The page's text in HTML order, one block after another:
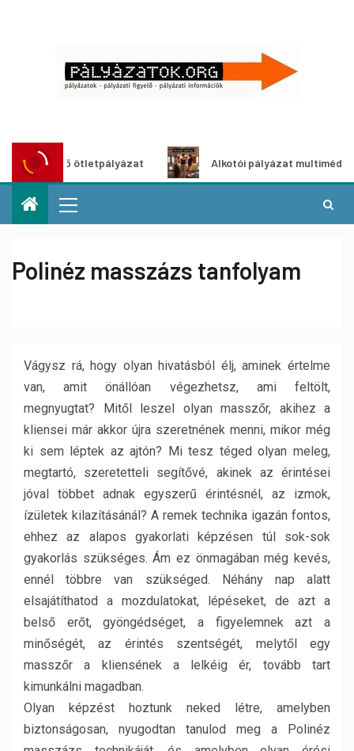
ötletpályázat Alkotói pályázat multimédia-
Polinéz masszázs tanfolyam
Vágysz rá, hogy olyan hivatásból élj, aminek értelme
van, amit önállóan végezhetsz, ami feltölt,
megnyugtat? Mitől leszel olyan masszőr, akihez a
kliensei már akkor újra szeretnének menni, mikor még
ki sem léptek az ajtón? Mi tesz téged olyan meleg,
megtartó, szeretetteli segítővé, akinek az érintései
jóval többet adnak egyszerű érintésnél, az izmok,
ízületek kilazításánál? A remek technika igazán fontos,
ehhez az alapos gyakorlati képzésen túl sok-sok
gyakorlás szükséges. Ám ez önmagában még kevés,
ennél többre van szükséged. Néhány nap alatt
elsajátíthatod a mozdulatokat, lépéseket, de azt a
belső erőt, gyöngédséget, a figyelemnek azt a
minőségét, az érintés szentségét, melytől egy
masszőr a kliensének a lelkéig ér, tovább tart
kimunkálni magadban.
Olyan képzést hoztunk neked létre, amelyben
biztonságosan, nyugodtan tanulod meg a Polinéz